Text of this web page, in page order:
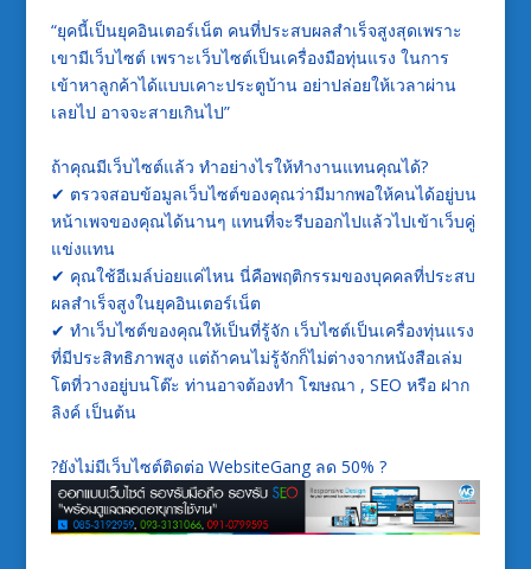
“ยุคนี้เป็นยุคอินเตอร์เน็ต คนที่ประสบผลสำเร็จสูงสุดเพราะ
เขามีเว็บไซต์ เพราะเว็บไซต์เป็นเครื่องมือทุ่นแรง ในการ
เข้าหาลูกค้าได้แบบเคาะประตูบ้าน อย่าปล่อยให้เวลาผ่าน
เลยไป อาจจะสายเกินไป”
ถ้าคุณมีเว็บไซต์แล้ว ทำอย่างไรให้ทำงานแทนคุณได้?
✔ ตรวจสอบข้อมูลเว็บไซต์ของคุณว่ามีมากพอให้คนได้อยู่บน
หน้าเพจของคุณได้นานๆ แทนที่จะรีบออกไปแล้วไปเข้าเว็บคู่
แข่งแทน
✔ คุณใช้อีเมล์บ่อยแค่ไหน นี่คือพฤติกรรมของบุคคลที่ประสบ
ผลสำเร็จสูงในยุคอินเตอร์เน็ต
✔ ทำเว็บไซต์ของคุณให้เป็นที่รู้จัก เว็บไซต์เป็นเครื่องทุ่นแรง
ที่มีประสิทธิภาพสูง แต่ถ้าคนไม่รู้จักก็ไม่ต่างจากหนังสือเล่ม
โตที่วางอยู่บนโต๊ะ ท่านอาจต้องทำ โฆษณา , SEO หรือ ฝาก
ลิงค์ เป็นต้น
?ยังไม่มีเว็บไซต์ติดต่อ WebsiteGang ลด 50% ?